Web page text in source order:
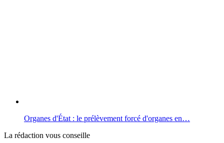
Organes d'État : le prélèvement forcé d'organes en…
La rédaction vous conseille